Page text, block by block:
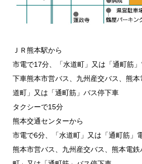
ＪＲ熊本駅から
市電で17分、「水道町」又は「通町筋
下車熊本市営バス、九州産交バス、熊
道町」又は「通町筋」バス停下車
タクシーで15分
熊本交通センターから
市電で6分、「水道町」又は「通町筋」
熊本市営バス、九州産交バス、熊本電